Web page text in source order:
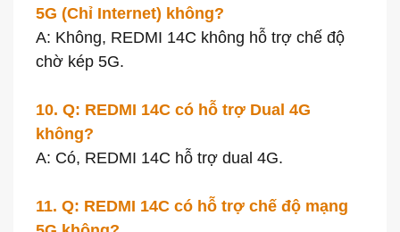
5G (Chỉ Internet) không?
A: Không, REDMI 14C không hỗ trợ chế độ
chờ kép 5G.
10. Q: REDMI 14C có hỗ trợ Dual 4G
không?
A: Có, REDMI 14C hỗ trợ dual 4G.
11. Q: REDMI 14C có hỗ trợ chế độ mạng